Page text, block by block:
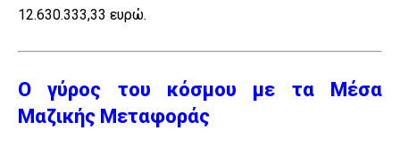
12.630.333,33 ευρώ.
Ο γύρος του κόσμου με τα Μέσα
Μαζικής Μεταφοράς